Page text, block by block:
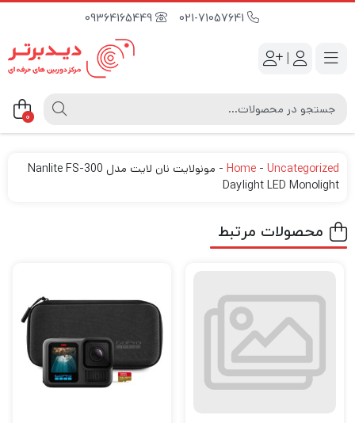
09364165449
|
0
Home - Uncategorized
-
مونولایت نان لایت مدل Nanlite FS-300
Daylight LED Monolight
محصولات مرتبط